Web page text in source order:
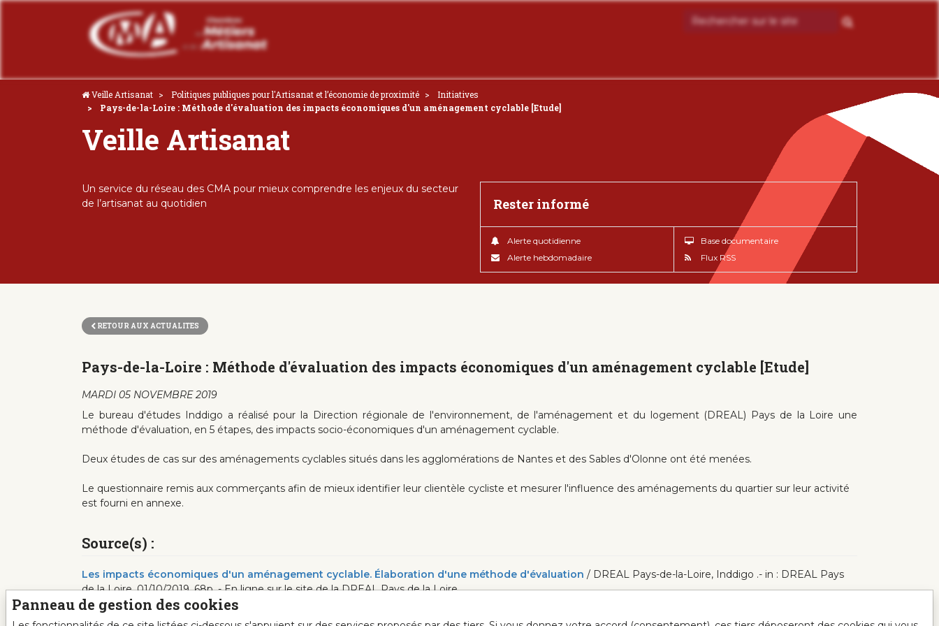
Veille Artisanat Politiques publiques pour l'Artisanat et l’économie de proximité
Initiatives
Pays-de-la-Loire : Méthode d'évaluation des impacts économiques d'un aménagement cyclable [Etude]
Veille Artisanat
Un service du réseau des CMA pour mieux comprendre les enjeux du secteur
de l’artisanat au quotidien
Rester informé
Alerte quotidienne
Alerte hebdomadaire
Base documentaire
Flux RSS
RETOUR AUX ACTUALITES
Pays-de-la-Loire : Méthode d'évaluation des impacts économiques d'un aménagement cyclable [Etude]
MARDI 05 NOVEMBRE 2019
Le bureau d'études Inddigo a réalisé pour la Direction régionale de l'environnement, de l'aménagement et du logement (DREAL) Pays de la Loire une
méthode d'évaluation, en 5 étapes, des impacts socio-économiques d'un aménagement cyclable.
Deux études de cas sur des aménagements cyclables situés dans les agglomérations de Nantes et des Sables d'Olonne ont été menées.
Le questionnaire remis aux commerçants afin de mieux identifier leur clientèle cycliste et mesurer l'influence des aménagements du quartier sur leur activité
est fourni en annexe.
Source(s) :
Les impacts économiques d'un aménagement cyclable. Élaboration d'une méthode d'évaluation / DREAL Pays-de-la-Loire, Inddigo .- in : DREAL Pays
de la Loire, 01/10/2019, 68p. - En ligne sur le site de la DREAL Pays de la Loire
Panneau de gestion des cookies